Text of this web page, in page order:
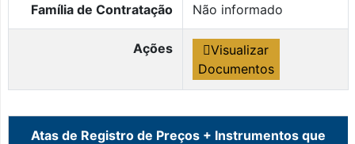
Família de Contratação Não informado
Ações
Visualizar
Documentos
Atas de Registro de Preços + Instrumentos que